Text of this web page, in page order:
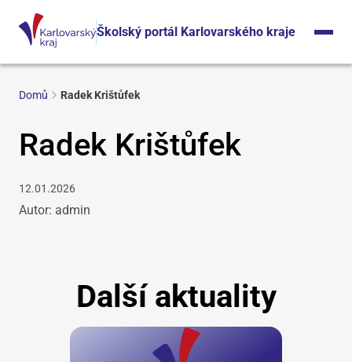
Školský portál Karlovarského kraje
Domů Radek Krištůfek
Radek Krištůfek
12.01.2026
Autor: admin
Další aktuality